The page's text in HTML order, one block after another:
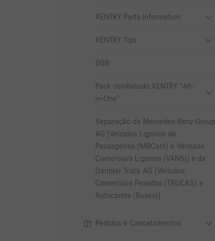
XENTRY Parts Information
XENTRY Tips
DSB
Pack combinado XENTRY "All-
in-One"
Separação da Mercedes-Benz Group
AG [Veículos Ligeiros de
Passageiros (MBCars) e Veículos
Comerciais Ligeiros (VANS)] e da
Daimler Truck AG [Veículos
Comerciais Pesados (TRUCKS) e
Autocarros (Buses)]
Pedidos e Cancelamentos